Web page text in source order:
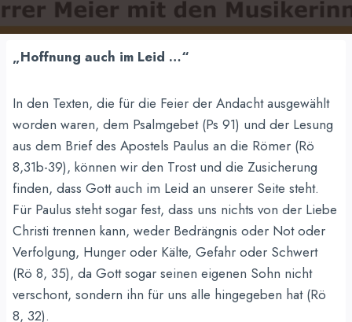
„Hoffnung auch im Leid …“
In den Texten, die für die Feier der Andacht ausgewählt
worden waren, dem Psalmgebet (Ps 91) und der Lesung
aus dem Brief des Apostels Paulus an die Römer (Rö
8,31b-39), können wir den Trost und die Zusicherung
finden, dass Gott auch im Leid an unserer Seite steht.
Für Paulus steht sogar fest, dass uns nichts von der Liebe
Christi trennen kann, weder Bedrängnis oder Not oder
Verfolgung, Hunger oder Kälte, Gefahr oder Schwert
(Rö 8, 35), da Gott sogar seinen eigenen Sohn nicht
verschont, sondern ihn für uns alle hingegeben hat (Rö
8, 32).